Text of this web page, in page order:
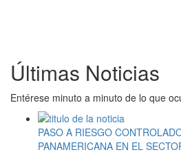
Últimas Noticias
Entérese minuto a minuto de lo que
PASO A RIESGO
PANAMERICANA EN EL